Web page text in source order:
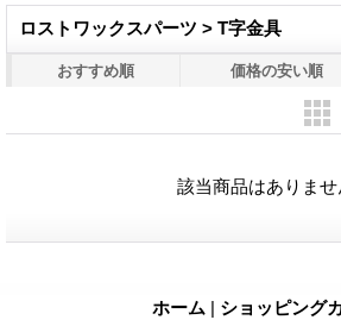
ロストワックスパーツ > T字金具
おすすめ順 価格の安い順
該当商品はありませ
ホーム | ショッピング